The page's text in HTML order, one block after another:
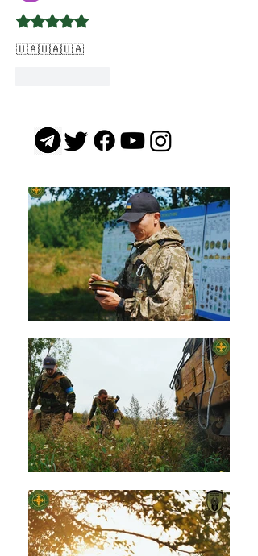
Оцінка: 5 з 5 зірок.
🇺🇦🇺🇦🇺🇦